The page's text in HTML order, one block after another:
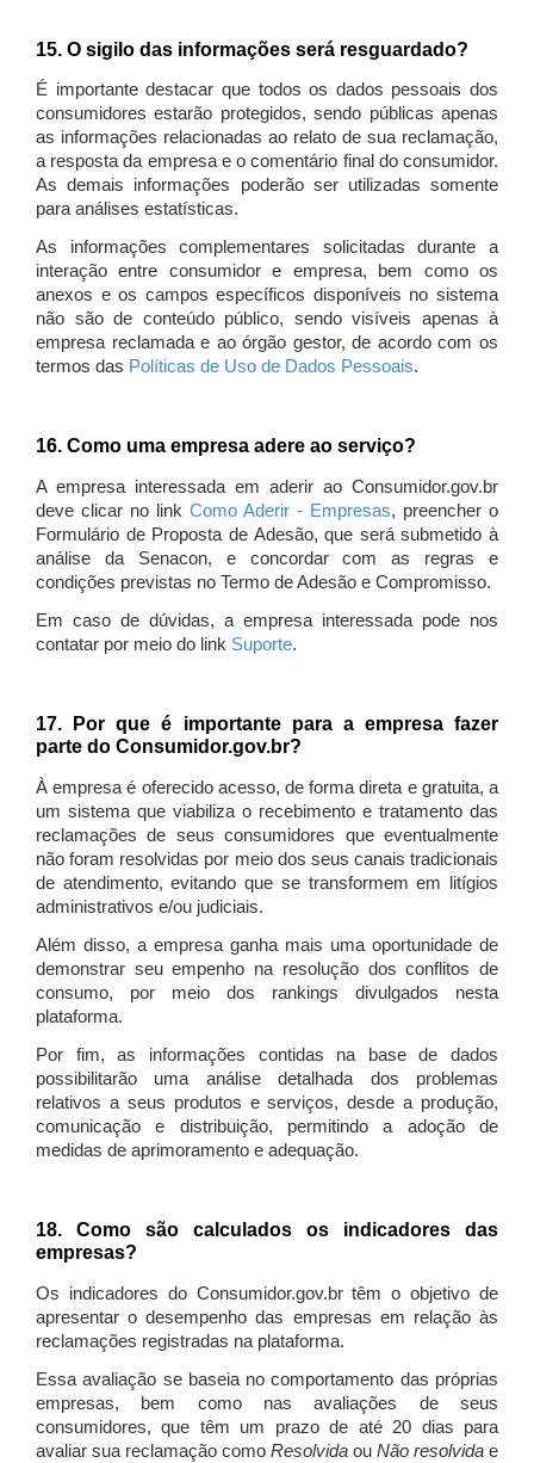
15. O sigilo das informações será resguardado?
É importante destacar que todos os dados pessoais dos
consumidores estarão protegidos, sendo públicas apenas
as informações relacionadas ao relato de sua reclamação,
a resposta da empresa e o comentário final do consumidor.
As demais informações poderão ser utilizadas somente
para análises estatísticas.
As informações complementares solicitadas durante a
interação entre consumidor e empresa, bem como os
anexos e os campos específicos disponíveis no sistema
não são de conteúdo público, sendo visíveis apenas à
empresa reclamada e ao órgão gestor, de acordo com os
termos das Políticas de Uso de Dados Pessoais.
16. Como uma empresa adere ao serviço?
A empresa interessada em aderir ao Consumidor.gov.br
deve clicar no link Como Aderir - Empresas, preencher o
Formulário de Proposta de Adesão, que será submetido à
análise da Senacon, e concordar com as regras e
condições previstas no Termo de Adesão e Compromisso.
Em caso de dúvidas, a empresa interessada pode nos
contatar por meio do link Suporte.
17. Por que é importante para a empresa fazer
parte do Consumidor.gov.br?
À empresa é oferecido acesso, de forma direta e gratuita, a
um sistema que viabiliza o recebimento e tratamento das
reclamações de seus consumidores que eventualmente
não foram resolvidas por meio dos seus canais tradicionais
de atendimento, evitando que se transformem em litígios
administrativos e/ou judiciais.
Além disso, a empresa ganha mais uma oportunidade de
demonstrar seu empenho na resolução dos conflitos de
consumo, por meio dos rankings divulgados nesta
plataforma.
Por fim, as informações contidas na base de dados
possibilitarão uma análise detalhada dos problemas
relativos a seus produtos e serviços, desde a produção,
comunicação e distribuição, permitindo a adoção de
medidas de aprimoramento e adequação.
18. Como são calculados os indicadores das
empresas?
Os indicadores do Consumidor.gov.br têm o objetivo de
apresentar o desempenho das empresas em relação às
reclamações registradas na plataforma.
Essa avaliação se baseia no comportamento das próprias
empresas, bem como nas avaliações de seus
consumidores, que têm um prazo de até 20 dias para
avaliar sua reclamação como Resolvida ou Não resolvida e